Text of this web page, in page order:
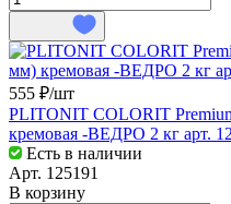
555 ₽/шт
PLITONIT COLORIT
кремовая -ВЕДРО 2 кг арт.
Есть в наличии
Арт. 125191
В корзину